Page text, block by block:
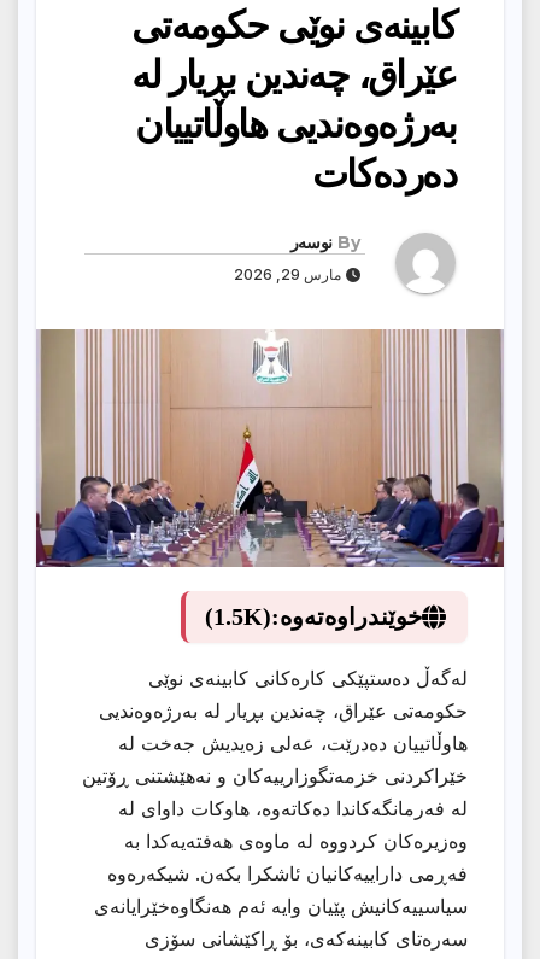
كابینەی نوێی حكومەتی
عێراق، چەندین بڕیار لە
بەرژەوەندیی هاوڵاتییان
دەردەکات
By نوسەر
مارس 29, 2026
خوێندراوەتەوە:(1.5K)
لەگەڵ دەستپێكی كارەكانی كابینەی نوێی
حكومەتی عێراق، چەندین بڕیار لە بەرژەوەندیی
هاوڵاتییان دەدرێت، عەلی زەیدیش جەخت لە
خێراكردنی خزمەتگوزارییەكان و نەهێشتنی ڕۆتین
‏لە فەرمانگەكاندا دەكاتەوە، هاوكات داوای لە
وەزیرەكان كردووە لە ماوەی هەفتەیەكدا بە
فەڕمی داراییەكانیان ئاشكرا بكەن. شیكەرەوە
سیاسییەكانیش پێیان وایە ئەم هەنگاوەخێرایانەی
سەرەتای كابینەكەی، بۆ ڕاكێشانی سۆزی